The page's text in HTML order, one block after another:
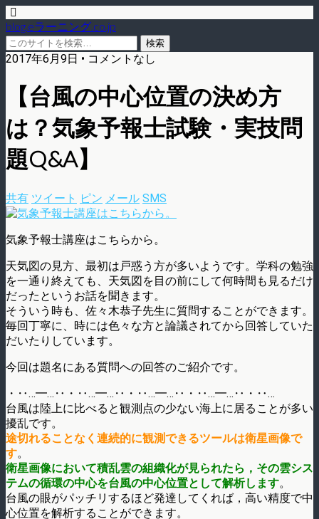
blog.eラーニング.co.jp
2017年6月9日 • コメントなし
【台風の中心位置の決め方
は？気象予報士試験・実技問
題Q&A】
共有 ツイート ピン メール SMS
気象予報士講座はこちらから。
天気図の見方、最初は戸惑う方が多いようです。学科の勉強
を一通り終えても、天気図を目の前にして何時間も見るだけ
だったというお話を聞きます。
そういう時も、佐々木恭子先生に質問することができます。
毎回丁寧に、時には色々な方と論議されてから回答していた
だいたりしています。
今回は題名にある質問への回答のご紹介です。
・‥…━…‥・‥…━…‥・‥…━…‥・‥…━…‥・‥…
台風は陸上に比べると観測点の少ない海上に居ることが多い
擾乱です。
途切れることなく連続的に観測できるツールは衛星画像で
す。
衛星画像において積乱雲の組織化が見られたら，その雲シス
テムの循環の中心を台風の中心位置として解析します。
台風の眼がパッチリするほど発達してくれば，高い精度で中
心位置を解析することができます。